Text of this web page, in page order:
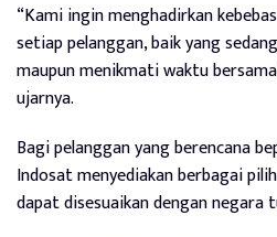
“Kami ingin menghadirkan
setiap pelanggan, baik yang
maupun menikmati waktu
ujarnya.
Bagi pelanggan yang berencana
Indosat menyediakan berbagai
dapat disesuaikan dengan negara